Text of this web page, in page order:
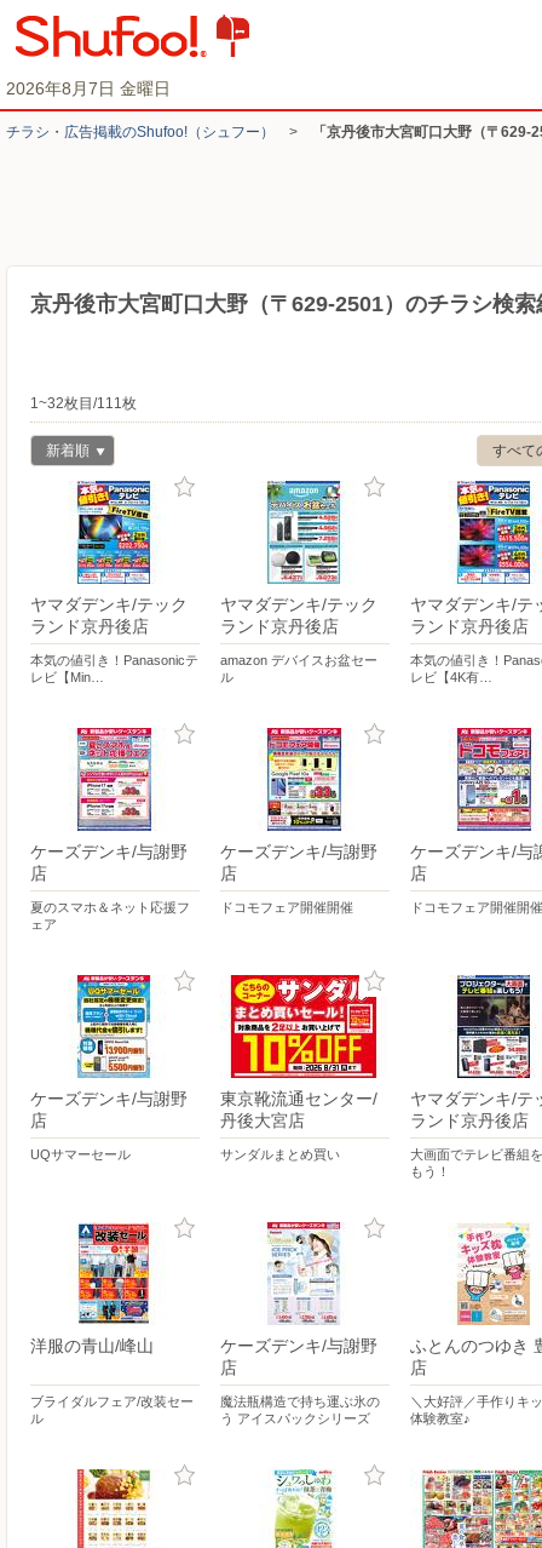
2026年8月7日 金曜日
チラシ・​広告掲載の​Shufoo!​（シュフー） > 「京丹後市大宮町口大野（〒629-
京丹後市大宮町口大野（〒629-2501）のチラシ検索
1~32枚目/111枚
すべて
新着順
ヤマダデンキ/テック
ランド京丹後店
本気の値引き！Panasonicテ
レビ【Min…
ヤマダデンキ/テック
ランド京丹後店
amazon デバイスお盆セー
ル
ヤマダデンキ/テ
ランド京丹後店
本気の値引き！
レビ【4K有…
ケーズデンキ/与謝野
店
夏のスマホ＆ネット応援フ
ェア
ケーズデンキ/与謝野
店
ドコモフェア開催開催
ケーズデンキ/与
店
ドコモフェア開催開催
ケーズデンキ/与謝野
店
UQサマーセール
東京靴流通センター/
丹後大宮店
サンダルまとめ買い
ヤマダデンキ/テ
ランド京丹後店
大画面でテレビ番組
もう！
洋服の青山/峰山
ブライダルフェア/改装セー
ル
ケーズデンキ/与謝野
店
魔法瓶構造で持ち運ぶ氷の
う アイスパックシリーズ
ふとんのつゆき
店
＼大好評／手作りキ
体験教室♪